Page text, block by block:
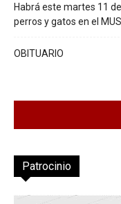
Habrá este martes 11
perros y gatos en el
OBITUARIO
Patrocinio